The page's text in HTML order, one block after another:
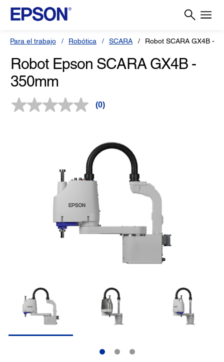
Para el trabajo Robótica SCARA Robot SCARA GX4B -
Robot Epson SCARA GX4B -
350mm
Sin
misma
página.
(0)